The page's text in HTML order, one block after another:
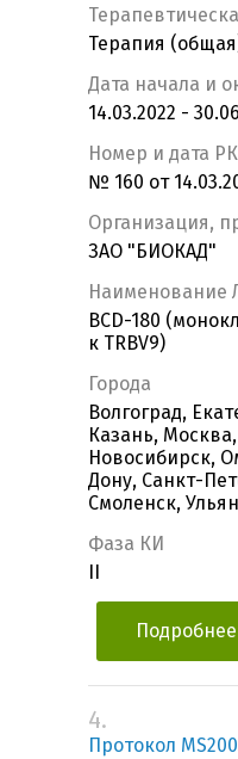
Терапия
Дата начала и
14.03.2022 -
Номер и дата
№ 160 от
Организация,
ЗАО "БИОКАД"
Наименование
BCD-180
к TRBV9)
Города
Волгоград,
Казань,
Новосибирск,
Дону, Санкт-
Смоленск,
Фаза КИ
Подробнее
4.
Протокол